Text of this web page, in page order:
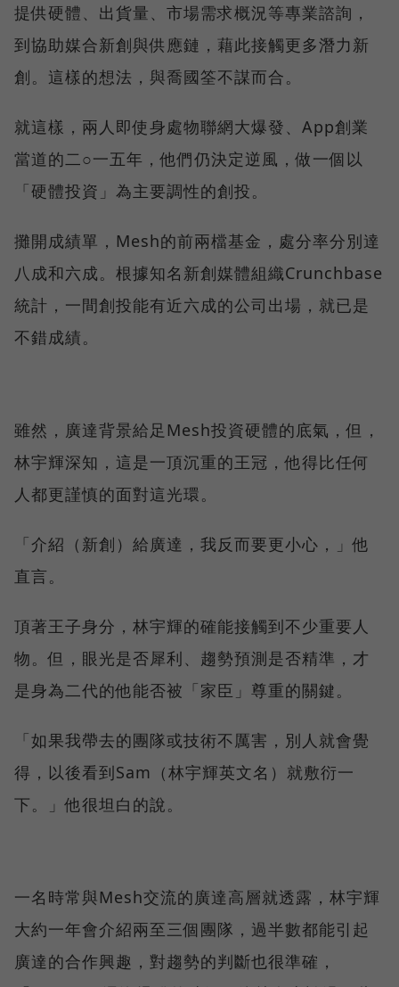
提供硬體、出貨量、市場需求概況等專業諮詢，
到協助媒合新創與供應鏈，藉此接觸更多潛力新
創。這樣的想法，與喬國筌不謀而合。
就這樣，兩人即使身處物聯網大爆發、App創業
當道的二○一五年，他們仍決定逆風，做一個以
「硬體投資」為主要調性的創投。
攤開成績單，Mesh的前兩檔基金，處分率分別達
八成和六成。根據知名新創媒體組織Crunchbase
統計，一間創投能有近六成的公司出場，就已是
不錯成績。
雖然，廣達背景給足Mesh投資硬體的底氣，但，
林宇輝深知，這是一頂沉重的王冠，他得比任何
人都更謹慎的面對這光環。
「介紹（新創）給廣達，我反而要更小心，」他
直言。
頂著王子身分，林宇輝的確能接觸到不少重要人
物。但，眼光是否犀利、趨勢預測是否精準，才
是身為二代的他能否被「家臣」尊重的關鍵。
「如果我帶去的團隊或技術不厲害，別人就會覺
得，以後看到Sam（林宇輝英文名）就敷衍一
下。」他很坦白的說。
一名時常與Mesh交流的廣達高層就透露，林宇輝
大約一年會介紹兩至三個團隊，過半數都能引起
廣達的合作興趣，對趨勢的判斷也很準確，